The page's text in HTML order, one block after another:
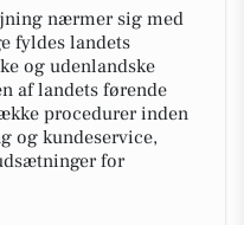
nærmer sig med
fyldes landets
og udenlandske
af landets førende
procedurer inden
og kundeservice,
for